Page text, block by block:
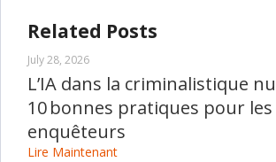
Related Posts
July 28, 2026
L’IA dans la criminalistique
10 bonnes pratiques pour les
enquêteurs
Lire Maintenant